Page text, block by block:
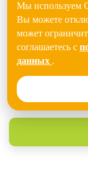
Мы используем
Вы можете
может
соглашаетесь с
данных .